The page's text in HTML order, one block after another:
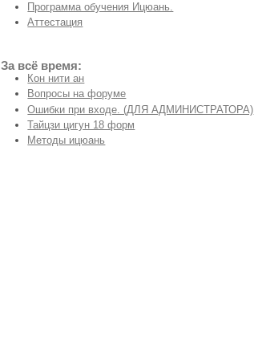
Программа обучения Ицюань.
Аттестация
За всё время:
Кон нити ан
Вопросы на форуме
Ошибки при входе. (ДЛЯ АДМИНИСТРАТОРА)
Тайцзи цигун 18 форм
Методы ицюань